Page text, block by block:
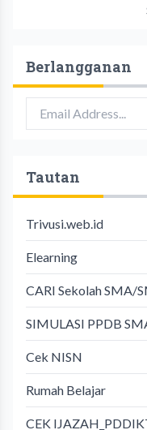
Berlangganan
Tautan
Trivusi.web.id
Elearning
CARI Sekolah SMA/
SIMULASI PPDB
Cek NISN
Rumah Belajar
CEK